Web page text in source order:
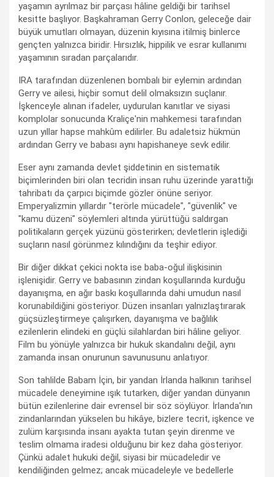
yaşamın ayrılmaz bir parçası hâline geldiği bir tarihsel
kesitte başlıyor. Başkahraman Gerry Conlon, geleceğe dair
büyük umutları olmayan, düzenin kıyısına itilmiş binlerce
gençten yalnızca biridir. Hırsızlık, hippilik ve esrar kullanımı
yaşamının sıradan parçalarıdır.
IRA tarafından düzenlenen bombalı bir eylemin ardından
Gerry ve ailesi, hiçbir somut delil olmaksızın suçlanır.
İşkenceyle alınan ifadeler, uydurulan kanıtlar ve siyasi
komplolar sonucunda Kraliçe'nin mahkemesi tarafından
uzun yıllar hapse mahkûm edilirler. Bu adaletsiz hükmün
ardından Gerry ve babası aynı hapishaneye sevk edilir.
Eser aynı zamanda devlet şiddetinin en sistematik
biçimlerinden biri olan tecridin insan ruhu üzerinde yarattığı
tahribatı da çarpıcı biçimde gözler önüne seriyor.
Emperyalizmin yıllardır "terörle mücadele", "güvenlik" ve
"kamu düzeni" söylemleri altında yürüttüğü saldırgan
politikaların gerçek yüzünü gösterirken; devletlerin işlediği
suçların nasıl görünmez kılındığını da teşhir ediyor.
Bir diğer dikkat çekici nokta ise baba-oğul ilişkisinin
işlenişidir. Gerry ve babasının zindan koşullarında kurduğu
dayanışma, en ağır baskı koşullarında dahi umudun nasıl
korunabildiğini gösteriyor. Düzen insanları yalnızlaştırarak
güçsüzleştirmeye çalışırken, dayanışma ve bağlılık
ezilenlerin elindeki en güçlü silahlardan biri hâline geliyor.
Film bu yönüyle yalnızca bir hukuk skandalını değil, aynı
zamanda insan onurunun savunusunu anlatıyor.
Son tahlilde Babam İçin, bir yandan İrlanda halkının tarihsel
mücadele deneyimine ışık tutarken, diğer yandan dünyanın
bütün ezilenlerine dair evrensel bir söz söylüyor. İrlanda'nın
zindanlarından yükselen bu hikâye, bizlere tecrit, işkence ve
zulüm karşısında insanı ayakta tutan şeyin direnme ve
teslim olmama iradesi olduğunu bir kez daha gösteriyor.
Çünkü adalet hukuki değil, siyasi bir mücadeledir ve
kendiliğinden gelmez; ancak mücadeleyle ve bedellerle